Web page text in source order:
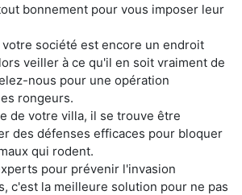
bonnement pour vous imposer leur
société est encore un endroit
veiller à ce qu'il en soit vraiment de
nous pour une opération
rongeurs.
de votre villa, il se trouve être
des défenses efficaces pour bloquer
qui rodent.
pour prévenir l'invasion
c'est la meilleure solution pour ne pas